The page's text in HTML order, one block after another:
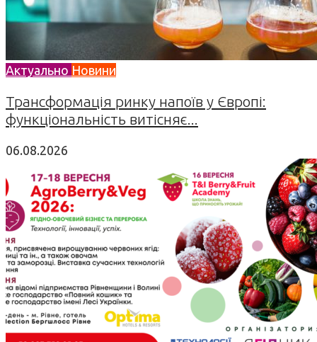
Актуально Новини
Трансформація ринку напоїв у Європі:
функціональність витісняє...
06.08.2026